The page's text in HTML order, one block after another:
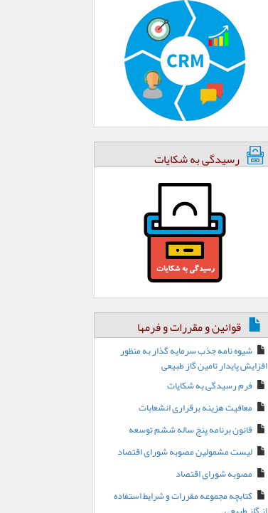
رسیدگی به شکایات
قوانین و مقررات و فرمها
شیوه نامه جذب سرمایه گذار به منظور
افزایش پایدار تامین گاز طبیعی
فرم رسیدگی به شکایات
معافیت هزینه برقراری انشعابات
قانون برنامه پنج ساله ششم توسعه
لیست مشمولین مصوبه شورای اقتصاد
مصوبه شورای اقتصاد
کتابچه مجموعه مقررات و شرایط استفاده